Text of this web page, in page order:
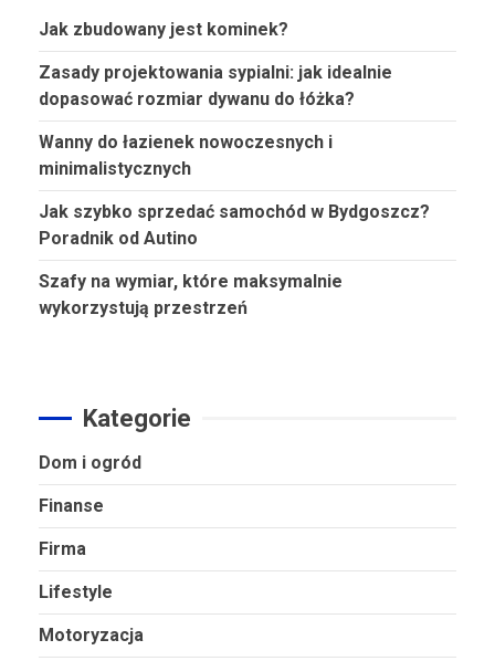
Jak zbudowany jest kominek?
Zasady projektowania sypialni: jak idealnie
dopasować rozmiar dywanu do łóżka?
Wanny do łazienek nowoczesnych i
minimalistycznych
Jak szybko sprzedać samochód w Bydgoszcz?
Poradnik od Autino
Szafy na wymiar, które maksymalnie
wykorzystują przestrzeń
Kategorie
Dom i ogród
Finanse
Firma
Lifestyle
Motoryzacja